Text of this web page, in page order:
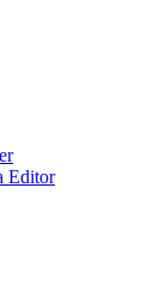
Editor